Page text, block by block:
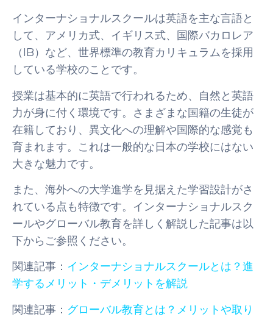
インターナショナルスクールは英語を主な言語と
して、アメリカ式、イギリス式、国際バカロレア
（IB）など、世界標準の教育カリキュラムを採用
している学校のことです。
授業は基本的に英語で行われるため、自然と英語
力が身に付く環境です。さまざまな国籍の生徒が
在籍しており、異文化への理解や国際的な感覚も
育まれます。これは一般的な日本の学校にはない
大きな魅力です。
また、海外への大学進学を見据えた学習設計がさ
れている点も特徴です。インターナショナルスク
ールやグローバル教育を詳しく解説した記事は以
下からご参照ください。
関連記事： インターナショナルスクールとは？進
学するメリット・デメリットを解説
関連記事： グローバル教育とは？メリットや取り